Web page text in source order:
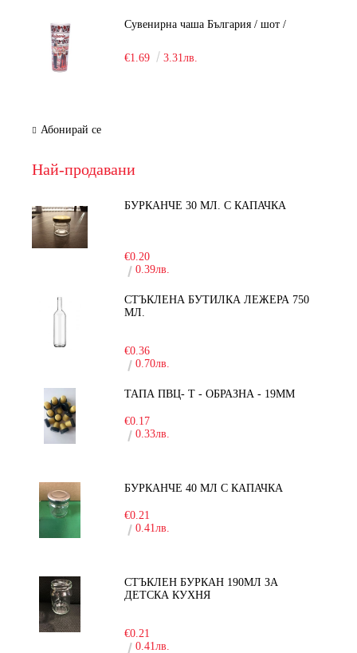
Сувенирна чаша България / шот /
€1.69 3.31лв.
Абонирай се
Най-продавани
БУРКАНЧЕ 30 МЛ. С КАПАЧКА
€0.20
0.39лв.
СТЪКЛЕНА БУТИЛКА ЛЕЖЕРА 750
МЛ.
€0.36
0.70лв.
ТАПА ПВЦ- Т - ОБРАЗНА - 19ММ
€0.17
0.33лв.
БУРКАНЧЕ 40 МЛ С КАПАЧКА
€0.21
0.41лв.
СТЪКЛЕН БУРКАН 190МЛ ЗА
ДЕТСКА КУХНЯ
€0.21
0.41лв.